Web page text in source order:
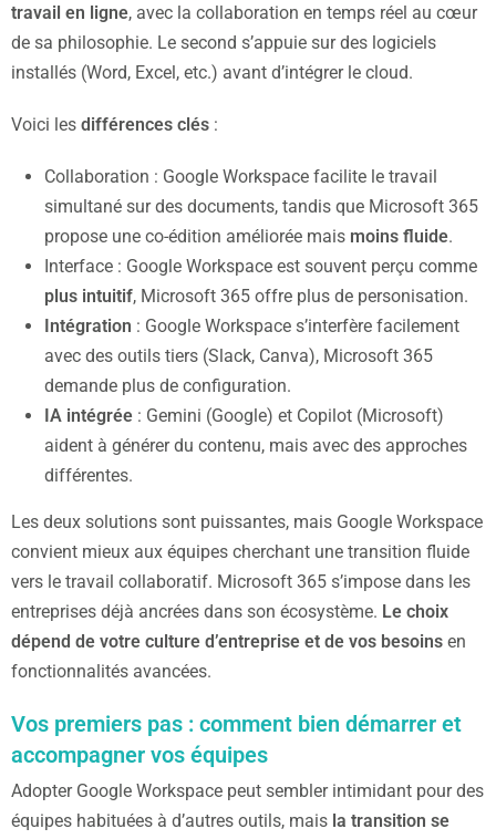
travail en ligne, avec la collaboration en temps réel au cœur
de sa philosophie. Le second s’appuie sur des logiciels
installés (Word, Excel, etc.) avant d’intégrer le cloud.
Voici les différences clés :
Collaboration : Google Workspace facilite le travail
simultané sur des documents, tandis que Microsoft 365
propose une co-édition améliorée mais moins fluide.
Interface : Google Workspace est souvent perçu comme
plus intuitif, Microsoft 365 offre plus de personisation.
Intégration : Google Workspace s’interfère facilement
avec des outils tiers (Slack, Canva), Microsoft 365
demande plus de configuration.
IA intégrée : Gemini (Google) et Copilot (Microsoft)
aident à générer du contenu, mais avec des approches
différentes.
Les deux solutions sont puissantes, mais Google Workspace
convient mieux aux équipes cherchant une transition fluide
vers le travail collaboratif. Microsoft 365 s’impose dans les
entreprises déjà ancrées dans son écosystème. Le choix
dépend de votre culture d’entreprise et de vos besoins en
fonctionnalités avancées.
Vos premiers pas : comment bien démarrer et
accompagner vos équipes
Adopter Google Workspace peut sembler intimidant pour des
équipes habituées à d’autres outils, mais la transition se